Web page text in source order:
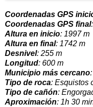
Coordenadas GPS
Coordenadas GPS final
Altura en inicio: 1997 m
Altura en final: 1742 m
Desnivel: 255 m
Longitud: 600 m
Municipio más cercano
Tipo de roca: Esquistos
Tipo de cañón:
Aproximación: 1h 30